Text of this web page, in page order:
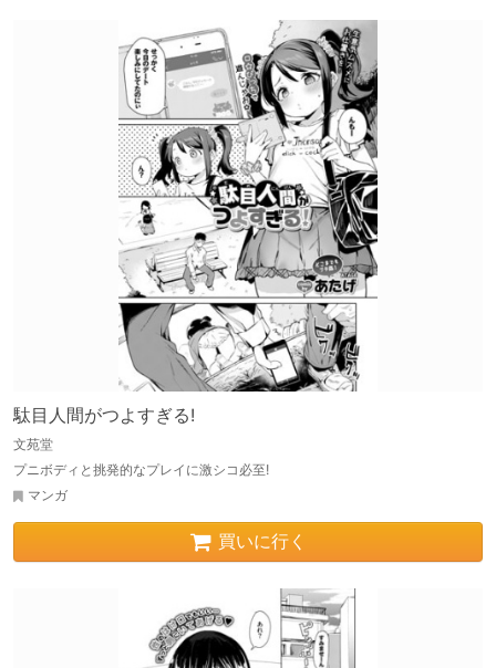
駄目人間がつよすぎる!
文苑堂
プニボディと挑発的なプレイに激シコ必至!
マンガ
買いに行く